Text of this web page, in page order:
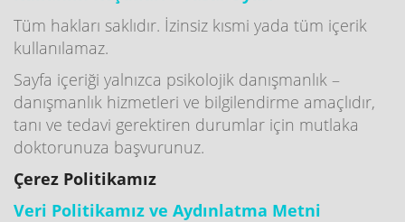
Tüm hakları saklıdır. İzinsiz kısmi yada tüm içerik
kullanılamaz.
Sayfa içeriği yalnızca psikolojik danışmanlık –
danışmanlık hizmetleri ve bilgilendirme amaçlıdır,
tanı ve tedavi gerektiren durumlar için mutlaka
doktorunuza başvurunuz.
Çerez Politikamız
Veri Politikamız ve Aydınlatma Metni